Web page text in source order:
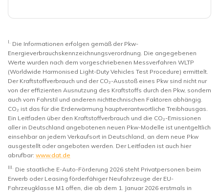
I. Die Informationen erfolgen gemäß der Pkw-
Energieverbrauchskennzeichnungsverordnung. Die angegebenen
Werte wurden nach dem vorgeschriebenen Messverfahren WLTP
(Worldwide Harmonised Light-Duty Vehicles Test Procedure) ermittelt.
Der Kraftstoffverbrauch und der CO₂-Ausstoß eines Pkw sind nicht nur
von der effizienten Ausnutzung des Kraftstoffs durch den Pkw, sondern
auch vom Fahrstil und anderen nichttechnischen Faktoren abhängig.
CO₂ ist das für die Erderwärmung hauptverantwortliche Treibhausgas.
Ein Leitfaden über den Kraftstoffverbrauch und die CO₂-Emissionen
aller in Deutschland angebotenen neuen Pkw-Modelle ist unentgeltlich
einsehbar an jedem Verkaufsort in Deutschland, an dem neue Pkw
ausgestellt oder angeboten werden. Der Leitfaden ist auch hier
abrufbar: www.dat.de
III. Die staatliche E-Auto-Förderung 2026 steht Privatpersonen beim
Erwerb oder Leasing förderfähiger Neufahrzeuge der EU-
Fahrzeugklasse M1 offen, die ab dem 1. Januar 2026 erstmals in